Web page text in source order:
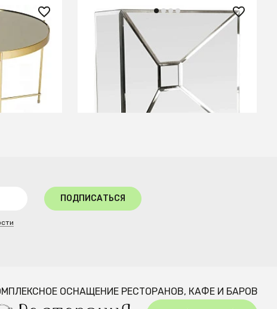
L Gold
63 000 ₽
Столик Quadrum
В КОРЗИНУ
ПОДПИСАТЬСЯ
ОСНАЩЕНИЕ РЕСТОРАНОВ, КАФЕ И БАРОВ